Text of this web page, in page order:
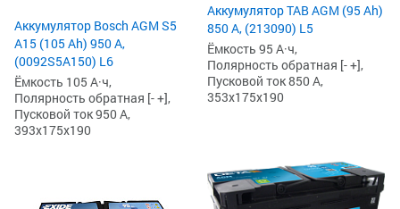
Аккумулятор Bosch AGM S5
A15 (105 Ah) 950 А,
(0092S5A150) L6
Ёмкость 105 А·ч,
Полярность обратная [- +],
Пусковой ток 950 А,
393x175x190
Аккумулятор TAB AGM (95 Ah)
850 А, (213090) L5
Ёмкость 95 А·ч,
Полярность обратная [- +],
Пусковой ток 850 А,
353x175x190